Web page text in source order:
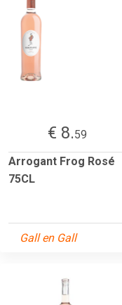
€ 8.59
Arrogant Frog Rosé
75CL
Gall en Gall